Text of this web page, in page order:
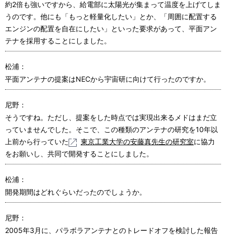
約2倍も強いですから、給電部に太陽光が集まって温度を上げてしま
うのです。他にも「もっと軽量化したい」とか、「周囲に配置する
エンジンの配置を自在にしたい」といった要求があって、平面アン
テナを採用することにしました。
松浦：
平面アンテナの提案はNECから宇宙研に向けて行ったのですか。
尼野：
そうですね。ただし、提案をした時点では実現出来るメドはまだ立
っていませんでした。そこで、この種類のアンテナの研究を10年以
上前から行っていた
東京工業大学の安藤真先生の研究室に協力
をお願いし、共同で開発することにしました。
松浦：
開発期間はどれぐらいだったのでしょうか。
尼野：
2005年3月に、パラボラアンテナとのトレードオフを検討した報告